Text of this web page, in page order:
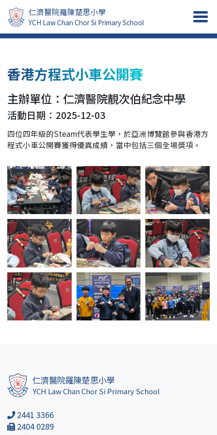
仁濟醫院羅陳楚思小學
YCH Law Chan Chor Si Primary School
香港方程式小車公開賽
主辦單位：仁濟醫院靚次伯紀念中學
活動日期：2025-12-03
四位四年級的Steam代表學生學，於亞洲博覽館參與香港方
程式小車公開賽獲得優異成績，當中包括三個全場獎項。
仁濟醫院羅陳楚思小學
YCH Law Chan Chor Si Primary School
2441 3366
2404 0289